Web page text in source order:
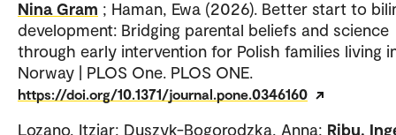
Nina Gram ; Haman, Ewa (2026). Better start to
development: Bridging parental beliefs and science
through early intervention for Polish families living
Norway | PLOS One. PLOS ONE.
https://doi.org/10.1371/journal.pone.0346160
Lozano, Itziar; Duszyk-Bogorodzka, Anna; Ribu,